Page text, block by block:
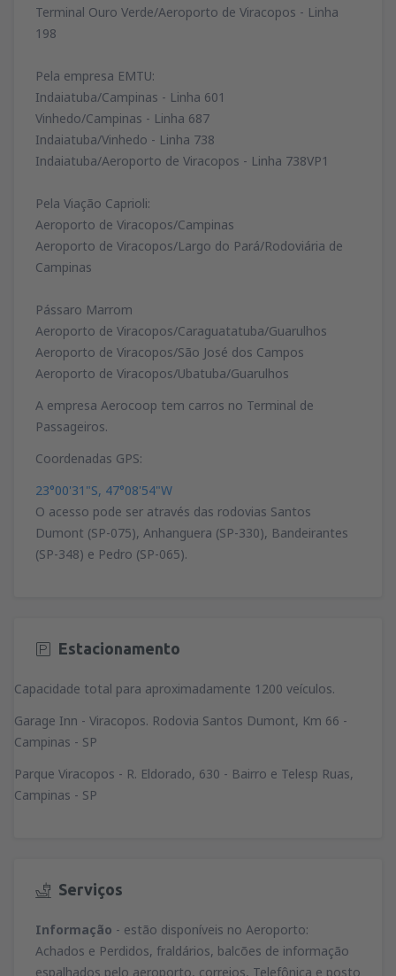
Terminal Ouro Verde/Aeroporto de Viracopos - Linha
198
Pela empresa EMTU:
Indaiatuba/Campinas - Linha 601
Vinhedo/Campinas - Linha 687
Indaiatuba/Vinhedo - Linha 738
Indaiatuba/Aeroporto de Viracopos - Linha 738VP1
Pela Viação Caprioli:
Aeroporto de Viracopos/Campinas
Aeroporto de Viracopos/Largo do Pará/Rodoviária de
Campinas
Pássaro Marrom
Aeroporto de Viracopos/Caraguatatuba/Guarulhos
Aeroporto de Viracopos/São José dos Campos
Aeroporto de Viracopos/Ubatuba/Guarulhos
A empresa Aerocoop tem carros no Terminal de
Passageiros.
Coordenadas GPS:
23°00'31"S, 47°08'54"W
O acesso pode ser através das rodovias Santos
Dumont (SP-075), Anhanguera (SP-330), Bandeirantes
(SP-348) e Pedro (SP-065).
Estacionamento
Capacidade total para aproximadamente 1200 veículos.
Garage Inn - Viracopos. Rodovia Santos Dumont, Km 66 -
Campinas - SP
Parque Viracopos - R. Eldorado, 630 - Bairro e Telesp Ruas,
Campinas - SP
Serviços
Informação - estão disponíveis no Aeroporto:
Achados e Perdidos, fraldários, balcões de informação
espalhados pelo aeroporto, correios, Telefônica e posto